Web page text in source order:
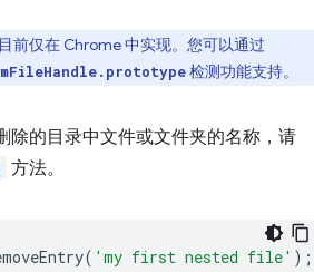
前仅在 Chrome 中实现。您可以通过
检测功能支持。
除的目录中文件或文件夹的名称，请
方法。
( 'my first nested file' );